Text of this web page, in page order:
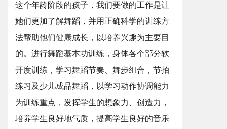
这个年龄阶段的孩子，我们要做的工作是让
她们更加了解舞蹈，并用正确科学的训练方
法帮助他们健康成长，以培养兴趣为主要目
的。进行舞蹈基本功训练，身体各个部分软
开度训练，学习舞蹈节奏、舞步组合，节拍
练习及少儿成品舞蹈，以学习动作协调能力
为训练重点，发挥学生的想象力、创造力，
培养学生良好地气质，提高学生良好的音乐